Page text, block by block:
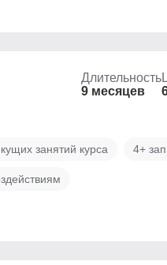
Длительность
9 месяцев
занятий курса 4+